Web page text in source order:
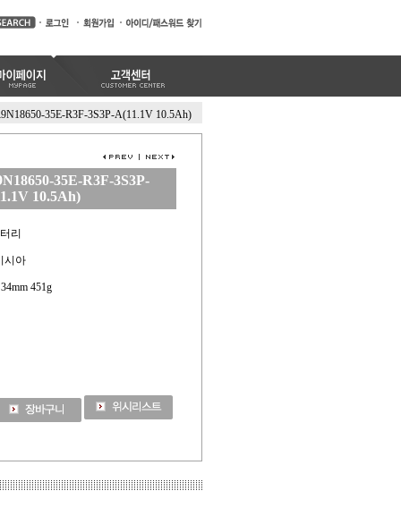
35E-R3F-3S3P-A(11.1V 10.5Ah)
35E-R3F-3S3P-
10.5Ah)
리
시아
451g